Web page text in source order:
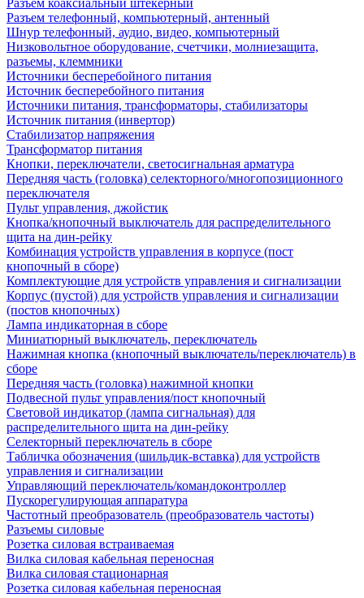
Разъем коаксиальный штекерный
Разъем телефонный, компьютерный, антенный
Шнур телефонный, аудио, видео, компьютерный
Низковольтное оборудование, счетчики, молниезащита,
разъемы, клеммники
Источники бесперебойного питания
Источник бесперебойного питания
Источники питания, трансформаторы, стабилизаторы
Источник питания (инвертор)
Стабилизатор напряжения
Трансформатор питания
Кнопки, переключатели, светосигнальная арматура
Передняя часть (головка) селекторного/многопозиционного
переключателя
Пульт управления, джойстик
Кнопка/кнопочный выключатель для распределительного
щита на дин-рейку
Комбинация устройств управления в корпусе (пост
кнопочный в сборе)
Комплектующие для устройств управления и сигнализации
Корпус (пустой) для устройств управления и сигнализации
(постов кнопочных)
Лампа индикаторная в сборе
Миниатюрный выключатель, переключатель
Нажимная кнопка (кнопочный выключатель/переключатель) в
сборе
Передняя часть (головка) нажимной кнопки
Подвесной пульт управления/пост кнопочный
Световой индикатор (лампа сигнальная) для
распределительного щита на дин-рейку
Селекторный переключатель в сборе
Табличка обозначения (шильдик-вставка) для устройств
управления и сигнализации
Управляющий переключатель/командоконтроллер
Пускорегулирующая аппаратура
Частотный преобразователь (преобразователь частоты)
Разъемы силовые
Розетка силовая встраиваемая
Вилка силовая кабельная переносная
Вилка силовая стационарная
Розетка силовая кабельная переносная